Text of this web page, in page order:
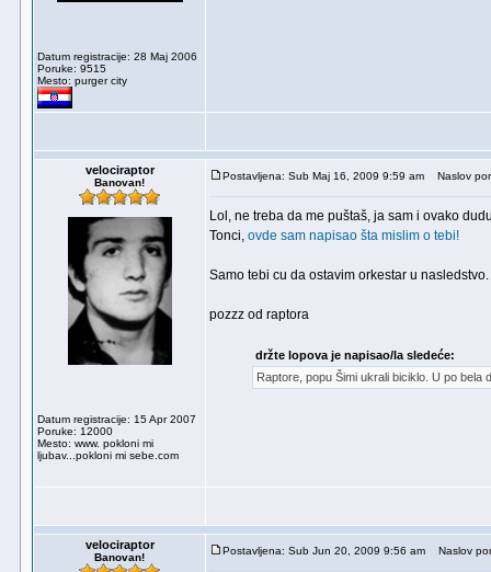
Datum registracije: 28 Maj 2006
Poruke: 9515
Mesto: purger city
velociraptor
Banovan!
Datum registracije: 15 Apr 2007
Poruke: 12000
Mesto: www. pokloni mi
ljubav...pokloni mi sebe.com
Postavljena: Sub Maj 16, 2009 9:59 am Naslov
Lol, ne treba da me puštaš, ja sam i ovako
Tonci, ovde sam napisao šta mislim o tebi!
Samo tebi cu da ostavim orkestar u nasledstvo.
pozzz od raptora
držte lopova je napisao/la sledeće:
Raptore, popu Šimi ukrali biciklo. U po bela
velociraptor
Banovan!
Postavljena: Sub Jun 20, 2009 9:56 am Naslov